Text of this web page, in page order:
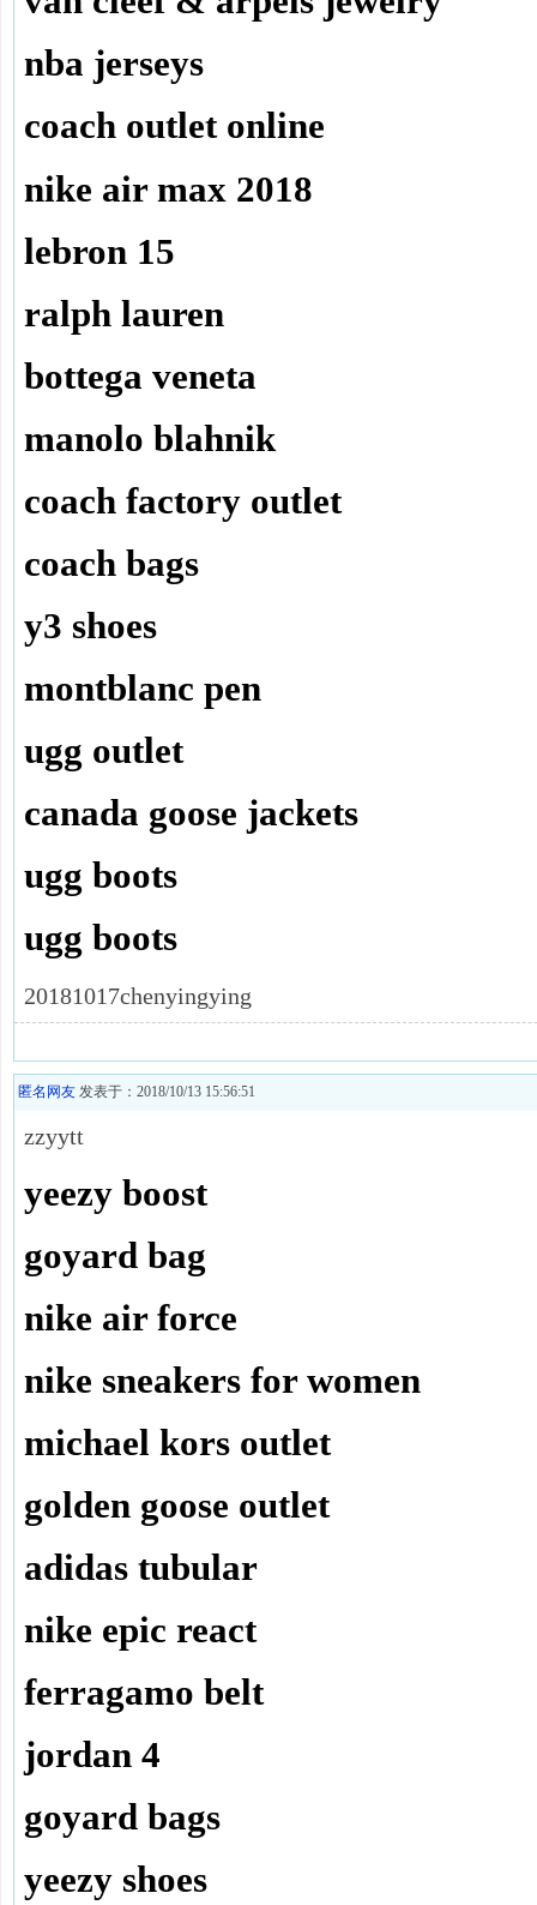
nba jerseys
coach outlet online
nike air max 2018
lebron 15
ralph lauren
bottega veneta
manolo blahnik
coach factory outlet
coach bags
y3 shoes
montblanc pen
ugg outlet
canada goose jackets
ugg boots
ugg boots
20181017chenyingying
匿名网友 发表于：2018/10/13 15:56:51
zzyytt
yeezy boost
goyard bag
nike air force
nike sneakers for women
michael kors outlet
golden goose outlet
adidas tubular
nike epic react
ferragamo belt
jordan 4
goyard bags
yeezy shoes